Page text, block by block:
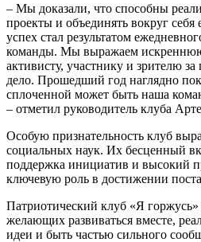
– Мы доказали, что способны
проекты и объединять вокруг
успех стал результатом
команды. Мы выражаем
активисту, участнику и зрителю
дело. Прошедший год наглядно
сплоченной может быть наша
– отметил руководитель клуба
Особую признательность клуб
социальных наук. Их бесценный
поддержка инициатив и высокий
ключевую роль в достижении
Патриотический клуб «Я горжусь»
желающих развиваться вместе,
идеи и быть частью сильного